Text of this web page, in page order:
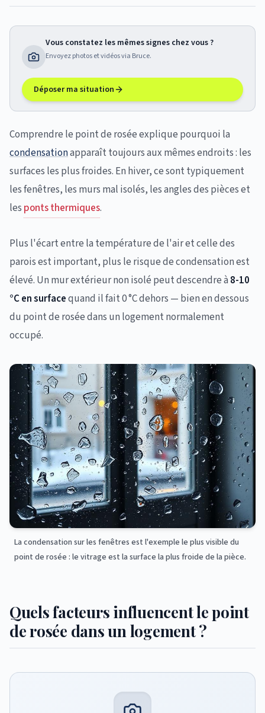
Vous constatez les mêmes signes chez vous ?
Envoyez photos et vidéos via Bruce.
Déposer ma situation
Comprendre le point de rosée explique pourquoi la
condensationapparaît toujours aux mêmes endroits : les
surfaces les plus froides. En hiver, ce sont typiquement
les fenêtres, les murs mal isolés, les angles des pièces et
les ponts thermiques.
Plus l'écart entre la température de l'air et celle des
parois est important, plus le risque de condensation est
élevé. Un mur extérieur non isolé peut descendre à 8-10
°C en surfacequand il fait 0 °C dehors — bien en dessous
du point de rosée dans un logement normalement
occupé.
La condensation sur les fenêtres est l'exemple le plus visible du
point de rosée : le vitrage est la surface la plus froide de la pièce.
Quels facteurs influencent le point
de rosée dans un logement ?